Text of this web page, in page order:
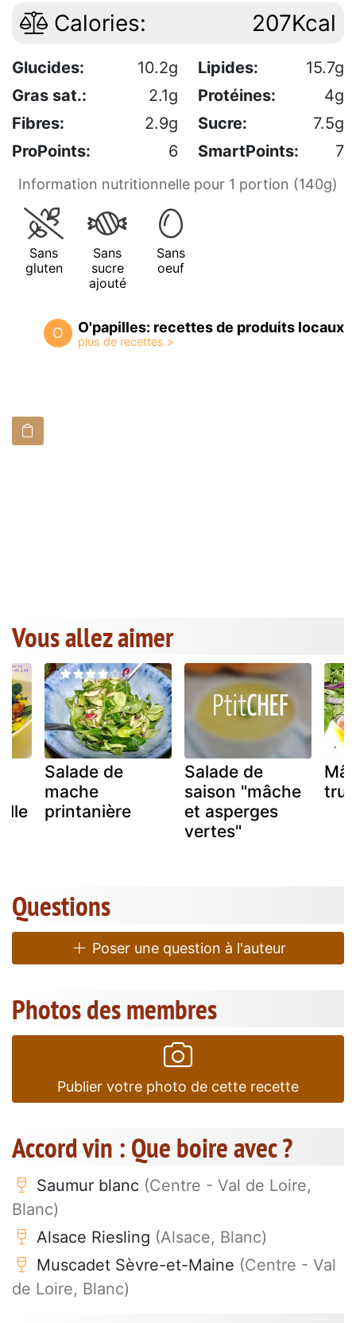
Calories: 207Kcal
Glucides: 10.2g Lipides:
15.7g
Gras sat.:
2.1g Protéines:
4g
Fibres:
2.9g Sucre:
7.5g
ProPoints:
6 SmartPoints: 7
Information nutritionnelle pour 1 portion (140g)
Sans
gluten
Sans
sucre
ajouté
Sans
oeuf
O O'papilles: recettes de produits locaux
Vous allez aimer
Salade de
mache
printanière
Salade de
saison "mâche
et asperges
vertes"
Questions
Poser une question à l'auteur
Photos des membres
Publier votre photo de cette recette
Accord vin : Que boire avec ?
Saumur blanc (Centre - Val de Loire,
Blanc)
Alsace Riesling (Alsace, Blanc)
Muscadet Sèvre-et-Maine (Centre - Val
de Loire, Blanc)